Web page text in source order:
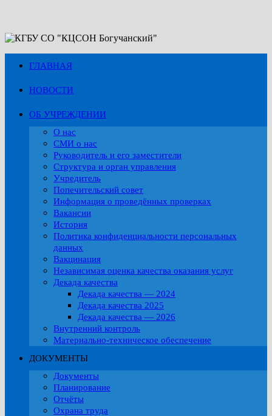
Перейти
к
содержимому
ГЛАВНАЯ
НОВОСТИ
ОБ УЧРЕЖДЕНИИ
О нас
СМИ о нас
Руководитель и его заместители
Структура и орган управления
Учредитель
Попечительский совет
Информация о проведённых проверках
Вакансии
История
Политика конфиденциальности персональных
данных
Вакцинация
Независимая оценка качества оказания услуг
Декада качества
Декада качества — 2024
Декада качества 2025
Декада качества — 2026
Внутренний контроль
Материально-техническое обеспечение
ДОКУМЕНТЫ
Документы
Планирование
Отчёты
Охрана труда